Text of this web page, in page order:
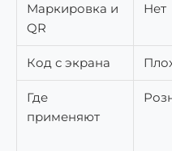
Маркировка и
QR
Нет
Код с экрана
Где
применяют